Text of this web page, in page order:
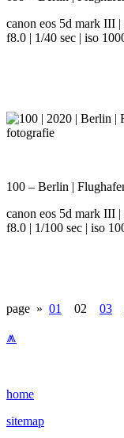
canon eos 5d mark III
f8.0 | 1/40 sec | iso
100 – Berlin |
canon eos 5d mark III
f8.0 | 1/100 sec | iso
page » 01 02 03
⩕
home
sitemap